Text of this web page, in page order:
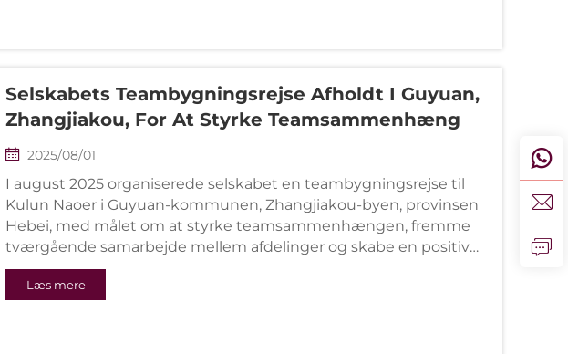
Selskabets Teambygningsrejse Afholdt I Guyuan,
Zhangjiakou, For At Styrke Teamsammenhæng
2025/08/01
I august 2025 organiserede selskabet en teambygningsrejse til
Kulun Naoer i Guyuan-kommunen, Zhangjiakou-byen, provinsen
Hebei, med målet om at styrke teamsammenhængen, fremme
tværgående samarbejde mellem afdelinger og skabe en positiv
virksomhedskultur. Arrangeret i et …
Læs mere